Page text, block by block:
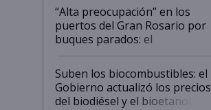
“Alta preocupación” en los
puertos del Gran Rosario por
buques parados: el
funcionamiento de las
exportadoras en tensión tras
la medida de fuerza de los
prácticos
Suben los biocombustibles: el
Gobierno actualizó los precios
del biodiésel y el bioetanol